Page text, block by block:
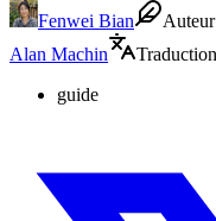
Fenwei Bian
Alan Machin
Traduction
guide